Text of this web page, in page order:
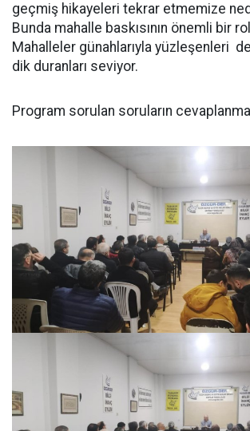
geçmiş hikayeleri tekrar etmemize
Bunda mahalle baskısının önemli bir
Mahalleler günahlarıyla yüzleşenleri
dik duranları seviyor.
Program sorulan soruların